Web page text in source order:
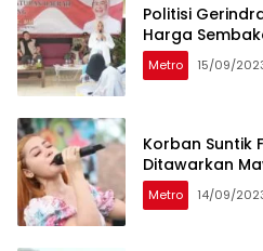
Politisi
Harga
Metro 15/09/
Korban Suntik
Ditawarkan
Metro 14/09/